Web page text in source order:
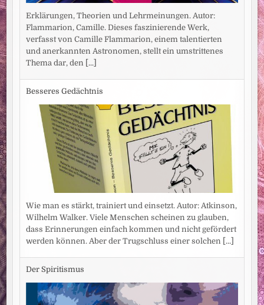
Erklärungen, Theorien und Lehrmeinungen. Autor:
Flammarion, Camille. Dieses faszinierende Werk,
verfasst von Camille Flammarion, einem talentierten
und anerkannten Astronomen, stellt ein umstrittenes
Thema dar, den [...]
Besseres Gedächtnis
Wie man es stärkt, trainiert und einsetzt. Autor: Atkinson,
Wilhelm Walker. Viele Menschen scheinen zu glauben,
dass Erinnerungen einfach kommen und nicht gefördert
werden können. Aber der Trugschluss einer solchen [...]
Der Spiritismus